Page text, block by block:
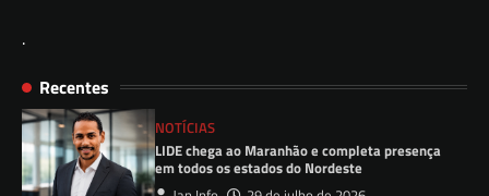
.
Recentes
NOTÍCIAS
LIDE chega ao Maranhão e completa presença
em todos os estados do Nordeste